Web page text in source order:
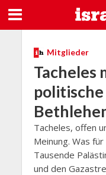
Mitglieder
Tacheles
Tacheles, offen
Meinung. Was
Tausende
und den